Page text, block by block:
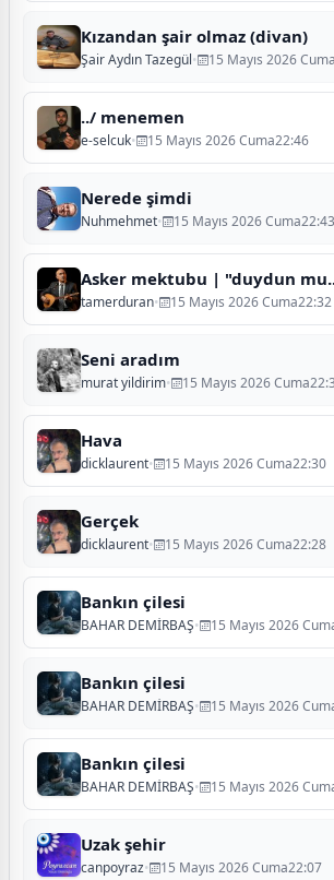
Kızandan şair olmaz (divan)
Şair Aydın Tazegül• 15 Mayıs 2026
../ menemen
e-selcuk• 15 Mayıs 2026 Cuma22:46
Nerede şimdi
Nuhmehmet• 15 Mayıs 2026 Cuma22:43
Asker mektubu | "duydun
tamerduran• 15 Mayıs 2026 Cuma22:32
Seni aradım
murat yildirim• 15 Mayıs 2026
Hava
dicklaurent• 15 Mayıs 2026 Cuma22:30
Gerçek
dicklaurent• 15 Mayıs 2026 Cuma22:28
Bankın çilesi
BAHAR DEMİRBAŞ• 15 Mayıs 2026
Bankın çilesi
BAHAR DEMİRBAŞ• 15 Mayıs 2026
Bankın çilesi
BAHAR DEMİRBAŞ• 15 Mayıs 2026
Uzak şehir
canpoyraz• 15 Mayıs 2026 Cuma22:07